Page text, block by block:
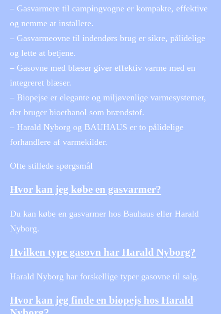
– Gasvarmere til campingvogne er kompakte, effektive
og nemme at installere.
– Gasvarmeovne til indendørs brug er sikre, pålidelige
og lette at betjene.
– Gasovne med blæser giver effektiv varme med en
integreret blæser.
– Biopejse er elegante og miljøvenlige varmesystemer,
der bruger bioethanol som brændstof.
– Harald Nyborg og BAUHAUS er to pålidelige
forhandlere af varmekilder.
Ofte stillede spørgsmål
Hvor kan jeg købe en gasvarmer?
Du kan købe en gasvarmer hos Bauhaus eller Harald
Nyborg.
Hvilken type gasovn har Harald Nyborg?
Harald Nyborg har forskellige typer gasovne til salg.
Hvor kan jeg finde en biopejs hos Harald